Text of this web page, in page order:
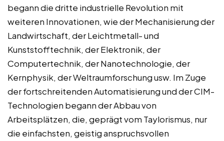
begann die dritte industrielle Revolution mit
weiteren Innovationen, wie der Mechanisierung der
Landwirtschaft, der Leichtmetall- und
Kunststofftechnik, der Elektronik, der
Computertechnik, der Nanotechnologie, der
Kernphysik, der Weltraumforschung usw. Im Zuge
der fortschreitenden Automatisierung und der CIM-
Technologien begann der Abbau von
Arbeitsplätzen, die, geprägt vom Taylorismus, nur
die einfachsten, geistig anspruchsvollen